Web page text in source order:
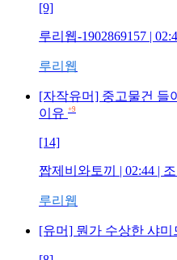
[9]
루리웹-1902869157 |
루리웹
[자작유머] 중고물건 들
이유 +9
[14]
짭제비와토끼 | 02:44 | 조
루리웹
[유머] 뭔가 수상한 샤미